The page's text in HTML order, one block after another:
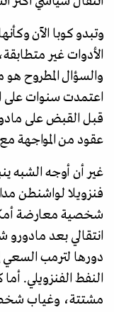
وتبدو كوبا الآن
الأدوات غير
والسؤال المطروح هو
اعتمدت سنوات على
قبل القبض على
عقود من المواجهة
غير أن أوجه الشبه
فنزويلا لواشنطن
شخصية معارضة أمكن
انتقالي بعد
دورها لترمب السعي
النفط الفنزويلي.
مشتتة، وغياب